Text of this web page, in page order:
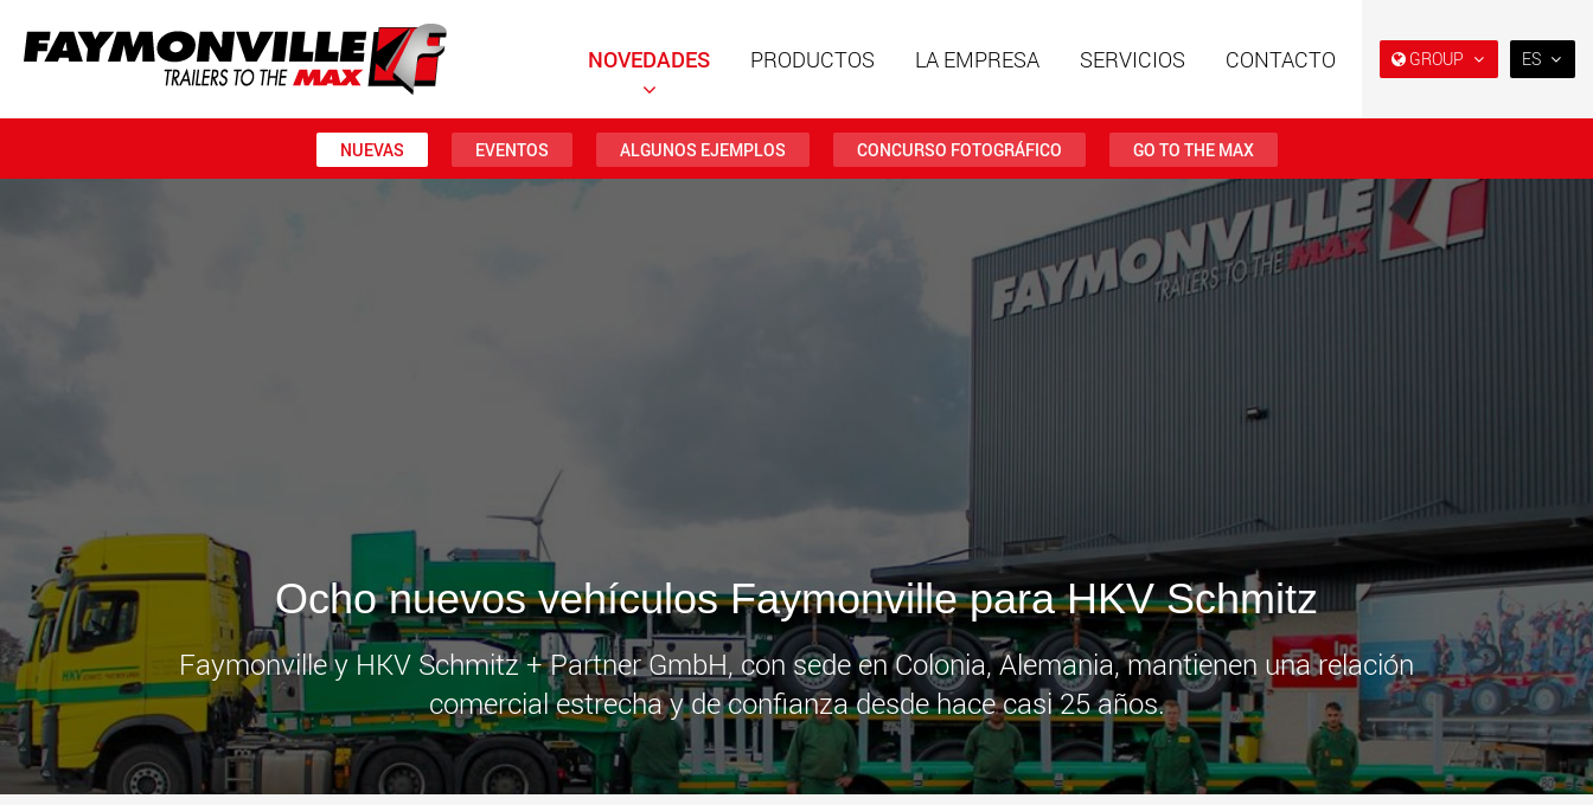
GROUP
Remolques especiales con
estructura modular para
cargas útiles de 15 t a 123 t
www.maxtrailer.eu
Remolques especiales,
diseñados para el mercado
estadounidense
www.maxtrailer.us
www.morello.us.com
industriales para cargas
útiles de hasta 25.000 t y
más
ES
NOVEDADES PRODUCTOS LA EMPRESA SERVICIOS CONTACTO
NUEVAS EVENTOS ALGUNOS EJEMPLOS CONCURSO FOTOGRÁFICO GO TO THE MAX
Ocho nuevos vehículos Faymonville para HKV Schmitz
Faymonville y HKV Schmitz + Partner GmbH, con sede en Colonia, Alemania, mantienen una relación
comercial estrecha y de confianza desde hace casi 25 años.